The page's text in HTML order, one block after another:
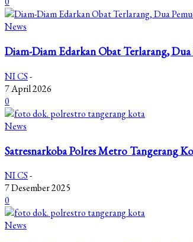
News
Diam-Diam Edarkan Obat Terlarang,
NI CS-
7 April 2026
0
News
Satresnarkoba Polres Metro Tangerang
NI CS-
7 Desember 2025
0
News